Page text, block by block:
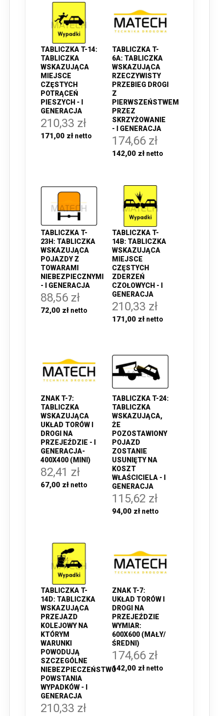
TABLICZKA T-14:
TABLICZKA
WSKAZUJĄCA
MIEJSCE
CZĘSTYCH
POTRĄCEŃ
PIESZYCH - I
GENERACJA
210,33 zł
171,00 zł
TABLICZKA T-
6A: TABLICZKA
WSKAZUJĄCA
RZECZYWISTY
PRZEBIEG DROGI
Z
PIERWSZEŃSTWEM
PRZEZ
SKRZYŻOWANIE
- I GENERACJA
174,66 zł
142,00 zł
TABLICZKA T-
23H: TABLICZKA
WSKAZUJĄCA
POJAZDY Z
TOWARAMI
NIEBEZPIECZNYMI
- I GENERACJA
88,56 zł
72,00 zł
TABLICZKA T-
14B: TABLICZKA
WSKAZUJĄCA
MIEJSCE
CZĘSTYCH
ZDERZEŃ
CZOŁOWYCH - I
GENERACJA
210,33 zł
171,00 zł
ZNAK T-7:
TABLICZKA
WSKAZUJĄCA
UKŁAD TORÓW I
DROGI NA
PRZEJEŹDZIE - I
GENERACJA-
400X400 (MINI)
82,41 zł
67,00 zł
TABLICZKA T-24:
TABLICZKA
WSKAZUJĄCA,
ŻE
POZOSTAWIONY
POJAZD
ZOSTANIE
USUNIĘTY NA
KOSZT
WŁAŚCICIELA - I
GENERACJA
115,62 zł
94,00 zł
TABLICZKA T-
14D: TABLICZKA
WSKAZUJĄCA
PRZEJAZD
KOLEJOWY NA
KTÓRYM
WARUNKI
POWODUJĄ
SZCZEGÓLNE
NIEBEZPIECZEŃSTWO
POWSTANIA
WYPADKÓW - I
GENERACJA
210,33 zł
ZNAK T-7:
UKŁAD TORÓW I
DROGI NA
PRZEJEŹDZIE
WYMIAR:
600X600 (MAŁY/
ŚREDNI)
174,66 zł
142,00 zł